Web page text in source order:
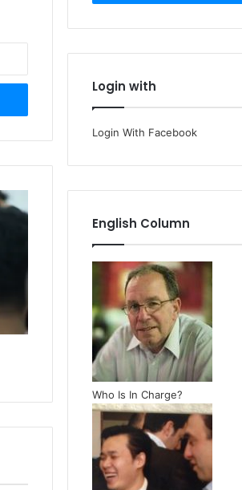
Login with
Login With Facebook
English Column
Who Is In Charge?